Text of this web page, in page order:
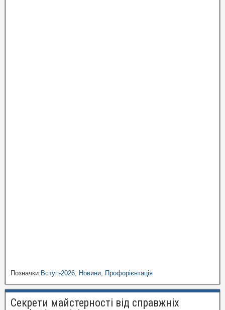
Позначки:Вступ-2026 Новини Профорієнтація
Секрети майстерності від справжніх